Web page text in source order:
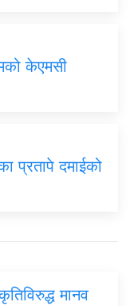
केएमसी
प्रतापे दमाईको
मानव